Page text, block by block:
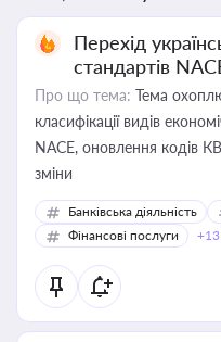
Перехід
стандартів
Про що тема: Тема
класифікації видів
NACE, оновлення кодів
зміни
Банківська діяльність
Фінансові послуги
+13